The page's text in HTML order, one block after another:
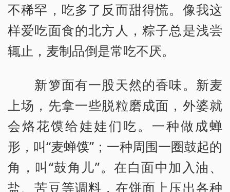
不稀罕，吃多了反而甜得慌。像我这
样爱吃面食的北方人，粽子总是浅尝
辄止，麦制品倒是常吃不厌。
新箩面有一股天然的香味。新麦
上场，先拿一些脱粒磨成面，外婆就
会烙花馍给娃娃们吃。一种做成蝉
形，叫“麦蝉馍”；一种周围一圈鼓起的
角，叫“鼓角儿”。在白面中加入油、
盐、苦豆等调料，在饼面上压出各种